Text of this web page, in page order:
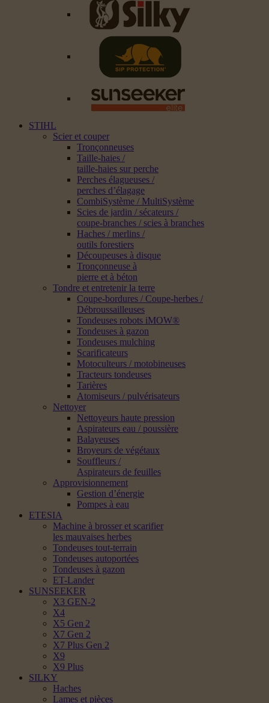
STIHL
Scier et couper
Tronçonneuses
Taille-haies /
taille-haies sur perche
Perches élagueuses /
perches d’élagage
CombiSystème / MultiSystème
Scies de jardin / sécateurs /
coupe-branches / scies à branches
Haches / merlins /
outils forestiers
Découpeuses à disque
Tronçonneuse à
pierre et à béton
Tondre et entretenir la terre
Coupe-bordures / Coupe-herbes /
Débroussailleuses
Tondeuses robots iMOW®
Tondeuses à gazon
Tondeuses mulching
Scarificateurs
Motoculteurs / motobineuses
Tracteurs tondeuses
Tarières
Atomiseurs / pulvérisateurs
Nettoyer
Nettoyeurs haute pression
Aspirateurs eau / poussière
Balayeuses
Broyeurs de végétaux
Souffleurs /
Aspirateurs de feuilles
Approvisionnement
Gestion d’énergie
Pompes à eau
ETESIA
Machine à brosser et scarifier
les mauvaises herbes
Tondeuses tout-terrain
Tondeuses autoportées
Tondeuses à gazon
ET-Lander
SUNSEEKER
X3 GEN-2
X4
X5 Gen 2
X7 Gen 2
X7 Plus Gen 2
X9
X9 Plus
SILKY
Haches
Lames et pièces